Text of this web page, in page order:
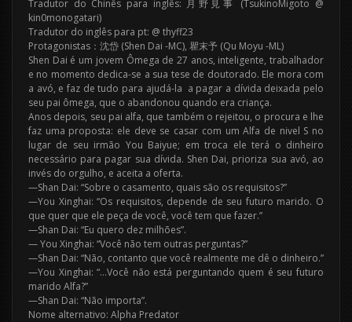
Tradutor do Chinês para inglês: 月野見事 (TsukinoMigoto @
kin0monogatari)
Tradutor do inglês para pt: @ thyff23
Protagonistas：沈岱 (Shen Dai -MC), 瞿末予 (Qu Moyu -ML)
Shen Dai é um jovem Ômega de 27 anos, inteligente, trabalhador
e no momento dedica-se a sua tese de doutorado. Ele mora com
a avó, e faz de tudo para ajudá-la a pagar a dívida deixada pelo
seu pai ômega, que o abandonou quando era criança.
Anos depois, seu pai alfa, que também o rejeitou, o procura e lhe
faz uma proposta: ele deve se casar com um Alfa de nivel S no
lugar de seu irmão You Baiyue; em troca ele terá o dinheiro
necessário para pagar sua dívida. Shen Dai, prioriza sua avó, ao
invés do orgulho, e aceita a oferta.
—Shan Dai: “Sobre o casamento, quais são os requisitos?”
—You Xinghai: “Os requisitos, depende de seu futuro marido. O
que quer que ele peça de você, você tem que fazer.”
—Shan Dai: “Eu quero dez milhões”.
— You Xinghai: “Você não tem outras perguntas?”
—Shan Dai: “Não, contanto que você realmente me dê o dinheiro.”
—You Xinghai: “…Você não está perguntando quem é seu futuro
marido Alfa?”
—Shan Dai: “Não importa”.
Nome alternativo: Alpha Predator